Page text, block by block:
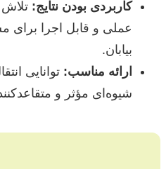
کاربردی بودن نتایج: تلاش
عملی و قابل اجرا برای
بیابان.
ارائه مناسب: توانایی
شیوه‌ای مؤثر و